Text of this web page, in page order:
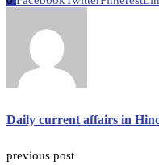
Daily current affairs in
previous post